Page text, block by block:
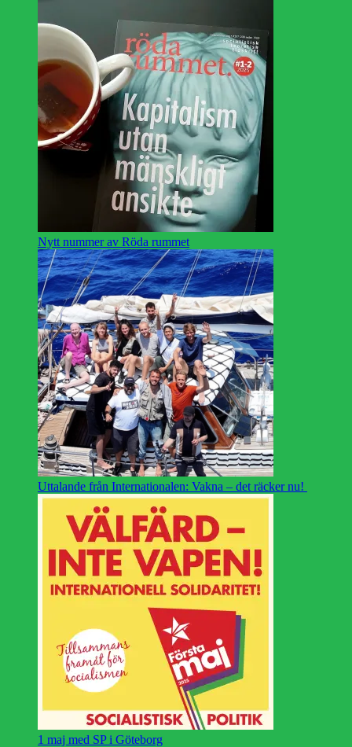
Nytt nummer av Röda rummet
Uttalande från Internationalen: Vakna – det räcker nu!
1 maj med SP i Göteborg